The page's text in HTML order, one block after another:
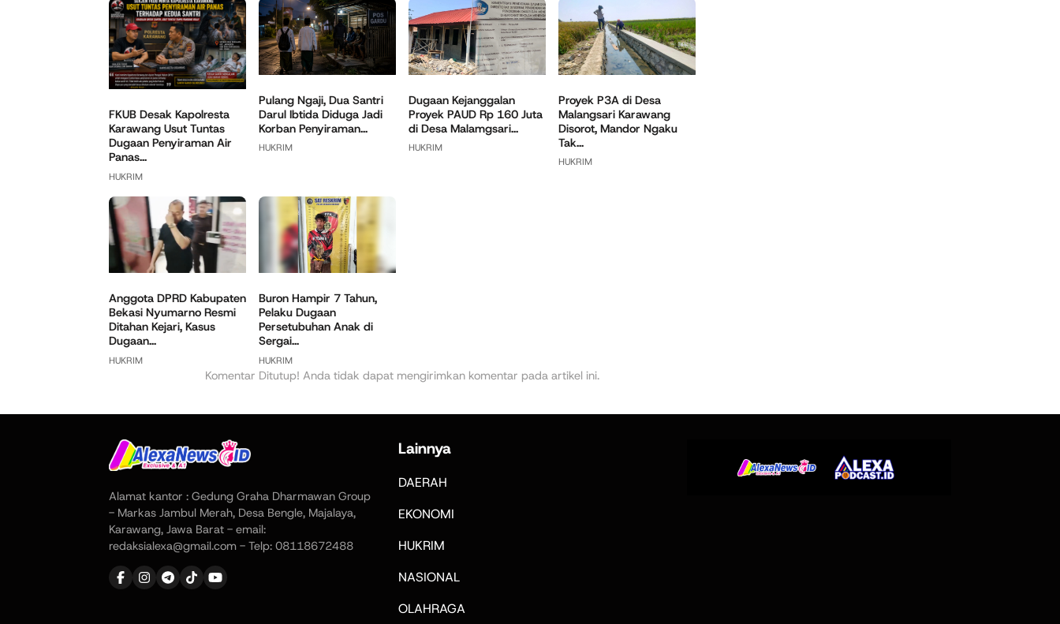
FKUB Desak Kapolresta
Karawang Usut Tuntas
Dugaan Penyiraman Air
Panas...
HUKRIM
Pulang Ngaji, Dua Santri
Darul Ibtida Diduga Jadi
Korban Penyiraman...
HUKRIM
Dugaan Kejanggalan
Proyek PAUD Rp 160 Juta
di Desa Malamgsari...
HUKRIM
Proyek P3A di Desa
Malangsari Karawang
Disorot, Mandor Ngaku
Tak...
HUKRIM
Anggota DPRD Kabupaten
Bekasi Nyumarno Resmi
Ditahan Kejari, Kasus
Dugaan...
HUKRIM
Buron Hampir 7 Tahun,
Pelaku Dugaan
Persetubuhan Anak di
Sergai...
HUKRIM
Komentar Ditutup! Anda tidak dapat mengirimkan komentar pada artikel ini.
Alamat kantor : Gedung Graha Dharmawan Group
- Markas Jambul Merah, Desa Bengle, Majalaya,
Karawang, Jawa Barat - email:
redaksialexa@gmail.com - Telp: 08118672488
Lainnya
DAERAH
EKONOMI
HUKRIM
NASIONAL
OLAHRAGA